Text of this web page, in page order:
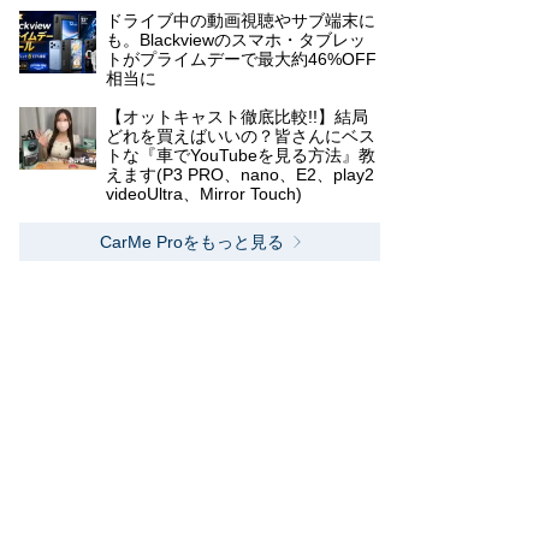
ドライブ中の動画視聴やサブ端末に
も。Blackviewのスマホ・タブレッ
トがプライムデーで最大約46%OFF
相当に
【オットキャスト徹底比較!!】結局
どれを買えばいいの？皆さんにベス
トな『車でYouTubeを見る方法』教
えます(P3 PRO、nano、E2、play2
videoUltra、Mirror Touch)
CarMe Proをもっと見る